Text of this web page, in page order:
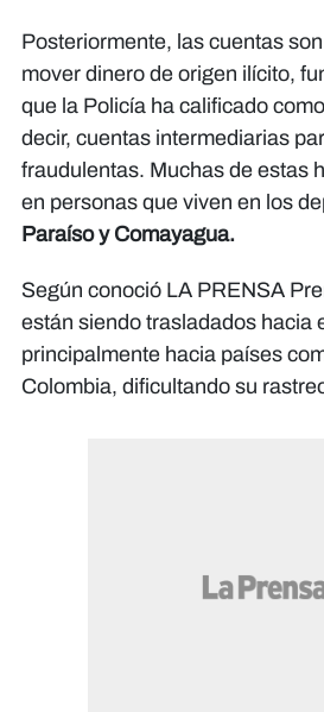
Posteriormente, las cuentas
mover dinero de origen ilícito,
que la Policía ha calificado
decir, cuentas intermediarias
fraudulentas. Muchas de estas
en personas que viven en los
Paraíso y Comayagua.
Según conoció LA PRENSA
están siendo trasladados hacia
principalmente hacia países
Colombia, dificultando su